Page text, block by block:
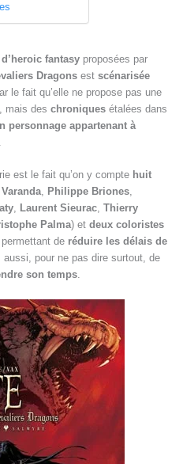
fantasy proposées par
Dragons est scénarisée
le fait qu’elle ne propose pas une
mais des chroniques étalées dans
personnage appartenant à
est le fait qu’on y compte huit
, Philippe Briones,
, Laurent Sieurac, Thierry
Palma) et deux coloristes
de réduire les délais de
aussi, pour ne pas dire surtout, de
son temps.